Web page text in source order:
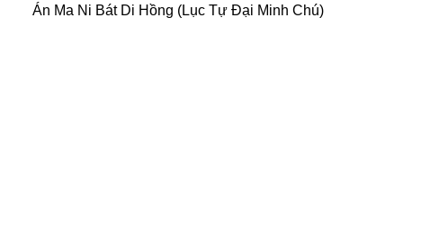
Án Ma Ni Bát Di Hồng (Lục Tự Đại Minh Chú)